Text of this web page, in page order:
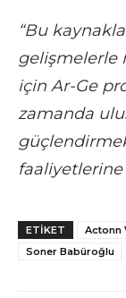
“Bu
gelişmelerle
için Ar-Ge
zamanda
faaliyetlerine
ETIKET Actonn
Soner Babüroğlu